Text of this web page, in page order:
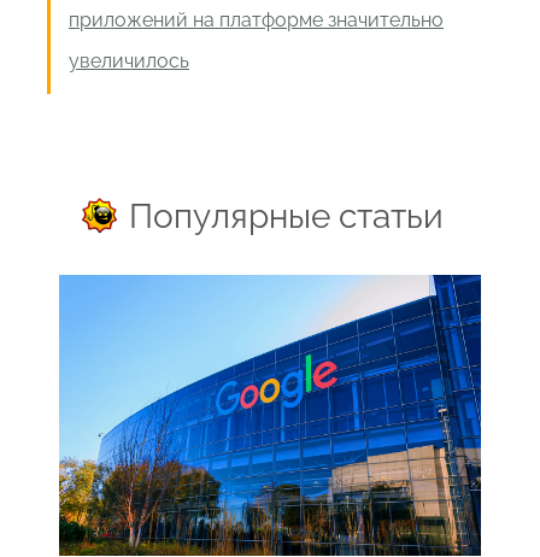
приложений на платформе значительно
увеличилось
Популярные статьи